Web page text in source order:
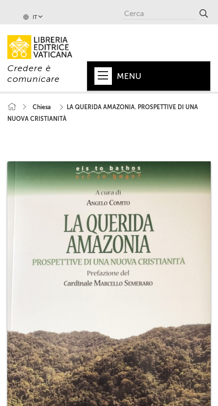
IT
Credere è
comunicare
MENU
+
CHIESA
+
MONDO
COLLANE
RIVISTE
CEI
AUTORI VARI
Chiesa
LA QUERIDA AMAZONIA. PROSPETTIVE DI UNA
NUOVA CRISTIANITÀ